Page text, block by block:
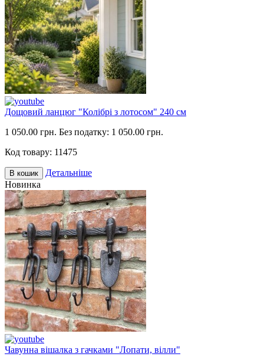
Дощовий ланцюг "Колібрі з лотосом" 240 см
1 050.00 грн. Без податку: 1 050.00 грн.
Код товару: 11475
В кошик
Детальніше
Новинка
Чавунна вішалка з гачками "Лопати, вілли"